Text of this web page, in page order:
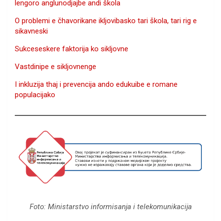
lengoro anglunodjajbe andi škola
O problemi e čhavorikane ikljovibasko tari škola, tari rig e
sikavneski
Sukceseskere faktorija ko sikljovne
Vastdinipe e sikljovnenge
I inkluzija thaj i prevencija ando edukuibe e romane
populacijako
Foto: Ministarstvo informisanja i telekomunikacija